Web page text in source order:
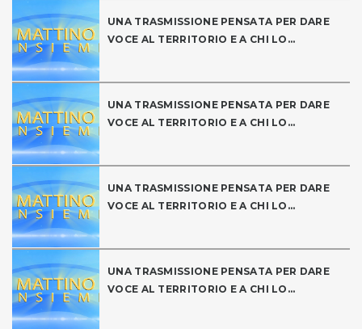
UNA TRASMISSIONE PENSATA PER DARE
VOCE AL TERRITORIO E A CHI LO...
UNA TRASMISSIONE PENSATA PER DARE
VOCE AL TERRITORIO E A CHI LO...
UNA TRASMISSIONE PENSATA PER DARE
VOCE AL TERRITORIO E A CHI LO...
UNA TRASMISSIONE PENSATA PER DARE
VOCE AL TERRITORIO E A CHI LO...